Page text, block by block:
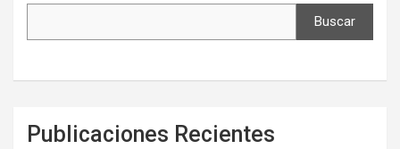
Buscar
Publicaciones Recientes